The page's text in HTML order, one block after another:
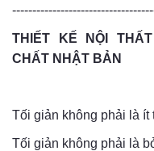
THIẾT KẾ NỘI
CHẤT NHẬT BẢN
Tối giản không phải là ít
Tối giản không phải là